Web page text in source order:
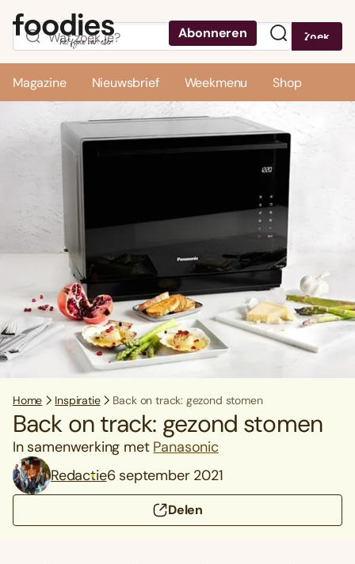
Abonneren Zoek
Magazine Nieuwsbrief Weekmenu Shop
Home Inspiratie Back on track: gezond stomen
Back on track: gezond stomen
In samenwerking met Panasonic
Redactie6 september 2021
Delen